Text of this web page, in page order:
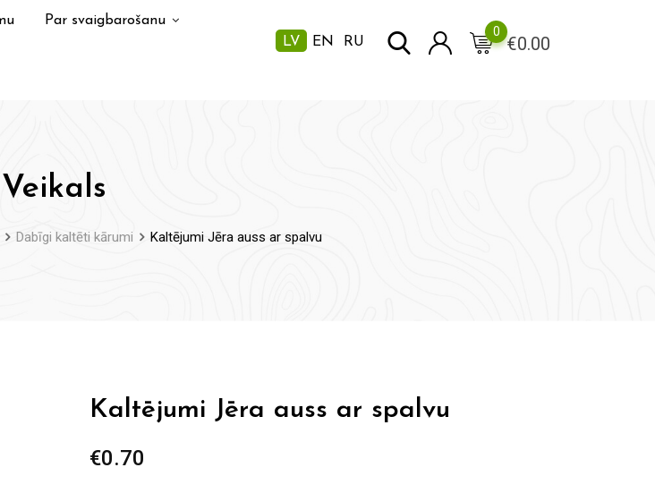
Par svaigbarošanu
LV EN RU €0.00
0
Veikals
Dabīgi kaltēti kārumi Kaltējumi Jēra auss ar spalvu
Kaltējumi Jēra auss ar spalvu
€0.70